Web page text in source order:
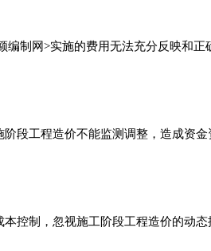
制网>实施的费用无法充分反映和正
段工程造价不能监测调整，造成资
控制，忽视施工阶段工程造价的动